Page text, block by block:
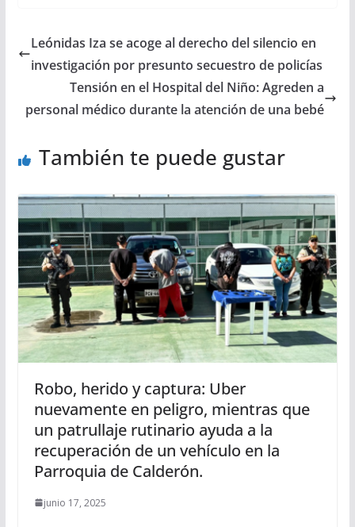
Leónidas Iza se acoge al derecho del silencio en
investigación por presunto secuestro de policías
Tensión en el Hospital del Niño: Agreden a
personal médico durante la atención de una bebé
También te puede gustar
Robo, herido y captura: Uber
nuevamente en peligro, mientras que
un patrullaje rutinario ayuda a la
recuperación de un vehículo en la
Parroquia de Calderón.
junio 17, 2025